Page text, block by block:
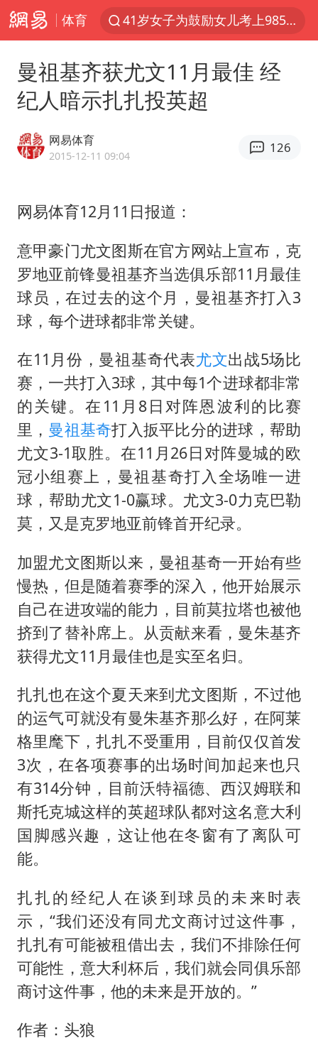
体育
41岁女子为鼓励女儿考上985研究生
“事业单位招聘不是人情买卖”
闪电劈中电线炸出一条火花
李亚鹏向地铁吐血女孩捐99999元
李嫣近照曝光
曝张一鸣下死命令：不依赖AI蒸馏技术
中国经济展现强大韧性和活力
曼祖基齐获尤文11月最佳 经
纪人暗示扎扎投英超
网易体育
2015-12-11 09:04
126
网易体育12月11日报道：
意甲豪门尤文图斯在官方网站上宣布，克
罗地亚前锋曼祖基齐当选俱乐部11月最佳
球员，在过去的这个月，曼祖基齐打入3
球，每个进球都非常关键。
在11月份，曼祖基奇代表尤文出战5场比
赛，一共打入3球，其中每1个进球都非常
的关键。在11月8日对阵恩波利的比赛
里， 曼祖基奇打入扳平比分的进球，帮助
尤文3-1取胜。在11月26日对阵曼城的欧
冠小组赛上，曼祖基奇打入全场唯一进
球，帮助尤文1-0赢球。尤文3-0力克巴勒
莫，又是克罗地亚前锋首开纪录。
加盟尤文图斯以来，曼祖基奇一开始有些
慢热，但是随着赛季的深入，他开始展示
自己在进攻端的能力，目前莫拉塔也被他
挤到了替补席上。从贡献来看，曼朱基齐
获得尤文11月最佳也是实至名归。
扎扎也在这个夏天来到尤文图斯，不过他
的运气可就没有曼朱基齐那么好，在阿莱
格里麾下，扎扎不受重用，目前仅仅首发
3次，在各项赛事的出场时间加起来也只
有314分钟，目前沃特福德、西汉姆联和
斯托克城这样的英超球队都对这名意大利
国脚感兴趣，这让他在冬窗有了离队可
能。
扎扎的经纪人在谈到球员的未来时表
示，“我们还没有同尤文商讨过这件事，
扎扎有可能被租借出去，我们不排除任何
可能性，意大利杯后，我们就会同俱乐部
商讨这件事，他的未来是开放的。”
作者：头狼